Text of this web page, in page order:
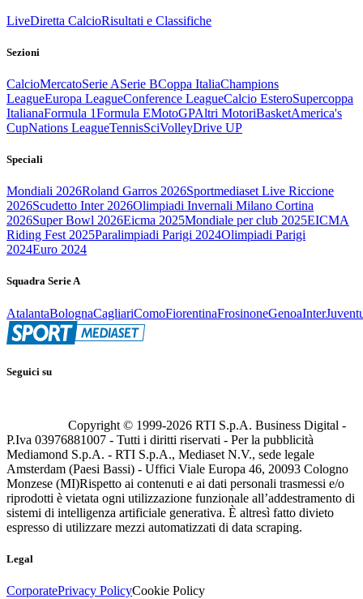
LiveDiretta CalcioRisultati e Classifiche
Sezioni
CalcioMercatoSerie ASerie BCoppa ItaliaChampions
LeagueEuropa LeagueConference LeagueCalcio EsteroSupercoppa
ItalianaFormula 1Formula EMotoGPAltri MotoriBasketAmerica's
CupNations LeagueTennisSciVolleyDrive UP
Speciali
Mondiali 2026Roland Garros 2026Sportmediaset Live Riccione
2026Scudetto Inter 2026Olimpiadi Invernali Milano Cortina
2026Super Bowl 2026Eicma 2025Mondiale per club 2025EICMA
Riding Fest 2025Paralimpiadi Parigi 2024Olimpiadi Parigi
2024Euro 2024
Squadra Serie A
AtalantaBolognaCagliariComoFiorentinaFrosinoneGenoaInter
Seguici su
Copyright © 1999-2026 RTI S.p.A. Business Digital -
P.Iva 03976881007 - Tutti i diritti riservati - Per la pubblicità
Mediamond S.p.A. - RTI S.p.A., Mediaset N.V., sede legale
Amsterdam (Paesi Bassi) - Uffici Viale Europa 46, 20093 Cologno
Monzese (MI)Rispetto ai contenuti e ai dati personali trasmessi e/o
riprodotti è vietata ogni utilizzazione funzionale all’addestramento di
sistemi di intelligenza artificiale generativa. È altresì fatto divieto
espresso di utilizzare mezzi automatizzati di data scraping.
Legal
CorporatePrivacy PolicyCookie Policy